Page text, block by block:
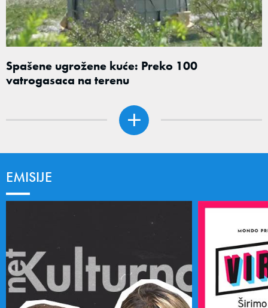
Spašene ugrožene kuće: Preko 100
vatrogasaca na terenu
EMISIJE